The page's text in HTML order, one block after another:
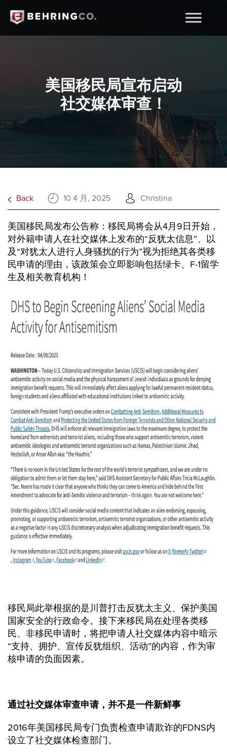
美国移民局宣布启动
社交媒体审查！
Back 10 4 月, 2025 Christina
美国移民局发布公告称：移民局将会从4月9日开始，
对外籍申请人在社交媒体上发布的“反犹太信息”、以
及“对犹太人进行人身骚扰的行为”视为拒绝其各类移
民申请的理由，该政策会立即影响包括绿卡、F-1留学
生及相关教育机构！
移民局此举根据的是川普打击反犹太主义、保护美国
国家安全的行政命令。接下来移民局在处理各类移
民、非移民申请时，将把申请人社交媒体内容中暗示
“支持、拥护、宣传反犹组织、活动”的内容，作为审
核申请的负面因素。
通过社交媒体审查申请，并不是一件新鲜事
2016年美国移民局专门负责检查申请欺诈的FDNS内
设立了社交媒体检查部门。